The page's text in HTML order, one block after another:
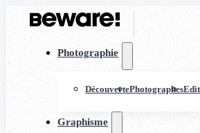
Photographie
DécouvertePhotographes
Graphisme